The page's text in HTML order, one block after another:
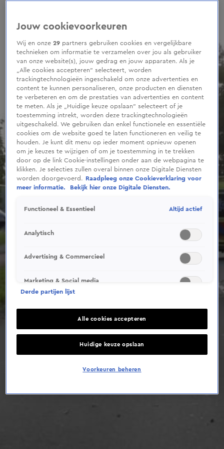
Jouw cookievoorkeuren
Wij en onze29 partners gebruiken cookies en vergelijkbare
technieken om informatie te verzamelen over jou als gebruiker
van onze website(s), jouw gedrag en jouw apparaten. Als je
„Alle cookies accepteren” selecteert, worden
trackingtechnologieën ingeschakeld om onze advertenties en
content te kunnen personaliseren, onze producten en diensten
te verbeteren en om de prestaties van advertenties en content
te meten. Als je „Huidige keuze opslaan” selecteert of je
toestemming intrekt, worden deze trackingtechnologieën
uitgeschakeld. We gebruiken dan enkel functionele en essentiële
cookies om de website goed te laten functioneren en veilig te
houden. Je kunt dit menu op ieder moment opnieuw openen
om je keuzes te wijzigen of om je toestemming in te trekken
door op de link Cookie-instellingen onder aan de webpagina te
klikken. Je selecties zullen overal binnen onze Digitale Diensten
worden doorgevoerd.
Raadpleeg onze Cookieverklaring voor
meer informatie.
Bekijk hier onze Digitale Diensten.
Functioneel & Essentieel Altijd actief
Analytisch
Advertising & Commercieel
Marketing & Social media
Derde partijen lijst
Alle cookies accepteren
Huidige keuze opslaan
Voorkeuren beheren